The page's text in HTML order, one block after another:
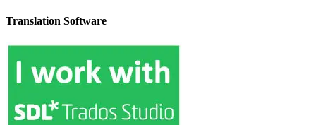
Translation Software